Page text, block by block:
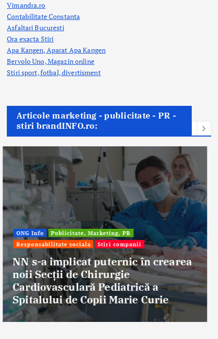
Vimandra.ro
Contabilitate Constanta
Asfaltari Bucuresti
Ora exacta Stiri
Apa Kangen, Aparat Apa Kangen
Bervolo Uno, Magazin online
Stiri sport, fotbal,divertisment
Articole marketing - publicitate - PR -
stiri brandINFO.ro:
Afaceri & Economie
Publicitate, Marketing, PR
Stiri companii
Eternal Beauty, fondată la Salonta, a
aniversat 30 de ani în industria
frumuseții